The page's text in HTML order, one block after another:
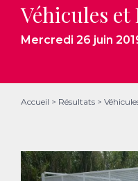
Véhicules
Mercredi 26 juin
Accueil > Résultats >